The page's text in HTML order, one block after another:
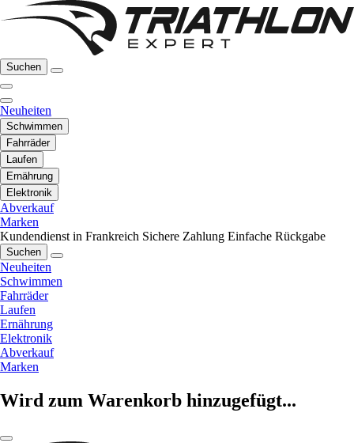
Suchen
Neuheiten
Schwimmen
Fahrräder
Laufen
Ernährung
Elektronik
Abverkauf
Marken
Kundendienst in Frankreich Sichere Zahlung Einfache Rückgabe
Suchen
Neuheiten
Schwimmen
Fahrräder
Laufen
Ernährung
Elektronik
Abverkauf
Marken
Wird zum Warenkorb hinzugefügt...